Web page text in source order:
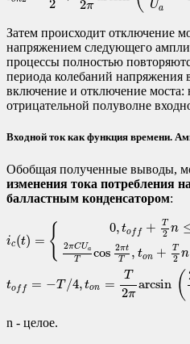
2 2π Ua
Затем происходит отключение
напряжением следующего
процессы полностью
периода колебаний напряжения
включение и отключение моста:
отрицательной полуволне
Входной ток как функция времени.
Обобщая полученные выводы,
изменения тока потребления
балластным конденсатором:
ic(t) = { 0, tof f + T
2 n
2πCUa
T cos 2πt
T
, ton + T
2 n
toff = −T /4, ton =
T
2π
arcsin (
0 2n
n - целое.